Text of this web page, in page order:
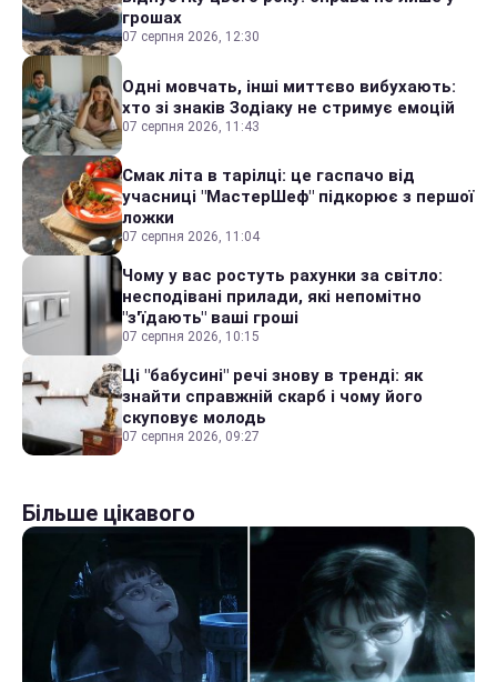
грошах
07 серпня 2026, 12:30
Одні мовчать, інші миттєво вибухають:
хто зі знаків Зодіаку не стримує емоцій
07 серпня 2026, 11:43
Смак літа в тарілці: це гаспачо від
учасниці "МастерШеф" підкорює з першої
ложки
07 серпня 2026, 11:04
Чому у вас ростуть рахунки за світло:
несподівані прилади, які непомітно
"з'їдають" ваші гроші
07 серпня 2026, 10:15
Ці "бабусині" речі знову в тренді: як
знайти справжній скарб і чому його
скуповує молодь
07 серпня 2026, 09:27
Більше цікавого